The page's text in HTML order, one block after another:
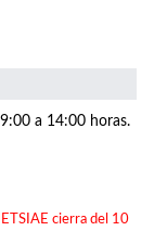
a 14:00 horas.
cierra del 10